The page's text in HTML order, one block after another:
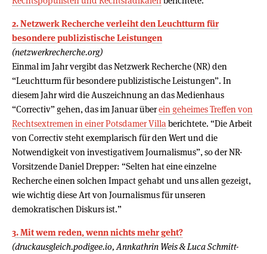
2. Netzwerk Recherche verleiht den Leuchtturm für
besondere publizistische Leistungen
(netzwerkrecherche.org)
Einmal im Jahr vergibt das Netzwerk Recherche (NR) den
“Leuchtturm für besondere publizistische Leistungen”. In
diesem Jahr wird die Auszeichnung an das Medienhaus
“Correctiv” gehen, das im Januar überein geheimes Treffen von
Rechtsextremen in einer Potsdamer Villa berichtete. “Die Arbeit
von Correctiv steht exemplarisch für den Wert und die
Notwendigkeit von investigativem Journalismus”, so der NR-
Vorsitzende Daniel Drepper: “Selten hat eine einzelne
Recherche einen solchen Impact gehabt und uns allen gezeigt,
wie wichtig diese Art von Journalismus für unseren
demokratischen Diskurs ist.”
3. Mit wem reden, wenn nichts mehr geht?
(druckausgleich.podigee.io, Annkathrin Weis & Luca Schmitt-